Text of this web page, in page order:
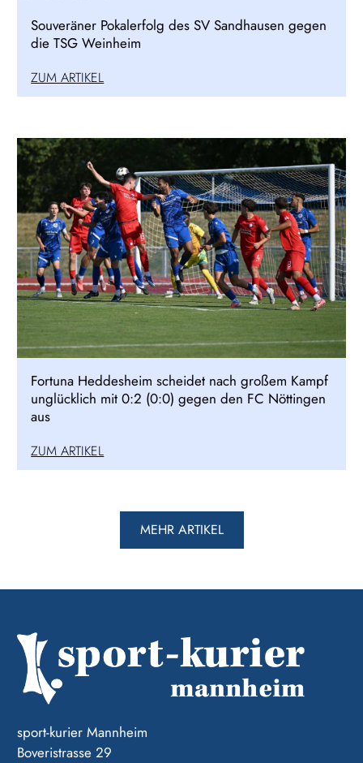
Souveräner Pokalerfolg des SV Sandhausen gegen
die TSG Weinheim
ZUM ARTIKEL
Fortuna Heddesheim scheidet nach großem Kampf
unglücklich mit 0:2 (0:0) gegen den FC Nöttingen
aus
ZUM ARTIKEL
MEHR ARTIKEL
sport-kurier Mannheim
Boveristrasse 29